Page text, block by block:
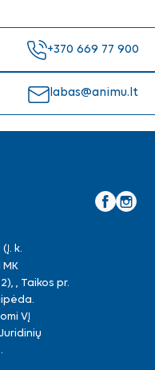
+370 669 77 900
labas@animu.lt
k.
MK
, Taikos pr.
VĮ